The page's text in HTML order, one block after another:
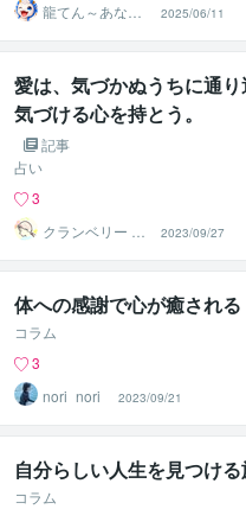
龍てん～あなた
の魂の羅針盤
2025/06/11
愛は、気づかぬうちに通
気づける心を持とう。
記事
占い
3
クランベリー 茉
凛
2023/09/27
体への感謝で心が癒される
コラム
3
nori_nori_
2023/09/21
自分らしい人生を見つけ
コラム